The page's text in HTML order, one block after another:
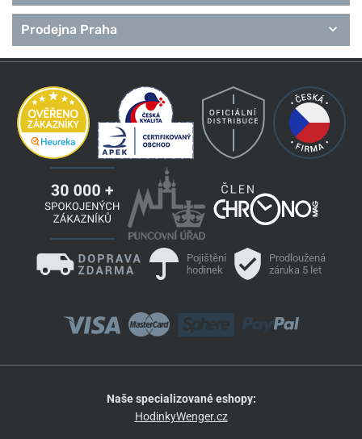
Prodejna Praha
Pojištění
hodinek
Prodloužená
záruka 5 let
Naše specializované eshopy:
HodinkyWenger.cz